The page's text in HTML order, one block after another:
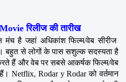
रिलीज की तारीख
मंच है जहां अधिकांश फिल्म/वेब सीरीज
है। बहुत से लोगों के पास सशुल्क सदस्यता है
हैं और वेब पर सबसे आकर्षक फिल्म/वेब
Netflix, Rodar y Rodar को वर्तमान